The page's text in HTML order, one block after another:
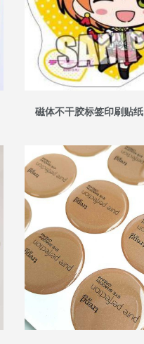
磁体不干胶标签印刷贴纸